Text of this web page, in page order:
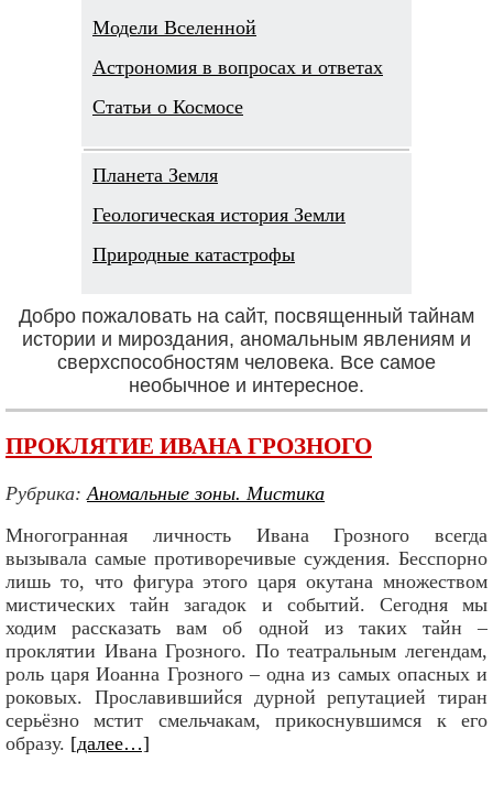
Модели Вселенной
Астрономия в вопросах и ответах
Cтатьи о Космосе
Планета Земля
Геологическая история Земли
Природные катастрофы
Добро пожаловать на сайт, посвященный тайнам
истории и мироздания, аномальным явлениям и
сверхспособностям человека. Все самое
необычное и интересное.
ПРОКЛЯТИЕ ИВАНА ГРОЗНОГО
Рубрика: Аномальные зоны. Мистика
Многогранная личность Ивана Грозного всегда
вызывала самые противоречивые суждения. Бесспорно
лишь то, что фигура этого царя окутана множеством
мистических тайн загадок и событий. Сегодня мы
ходим рассказать вам об одной из таких тайн –
проклятии Ивана Грозного. По театральным легендам,
роль царя Иоанна Грозного – одна из самых опасных и
роковых. Прославившийся дурной репутацией тиран
серьёзно мстит смельчакам, прикоснувшимся к его
образу. [далее…]